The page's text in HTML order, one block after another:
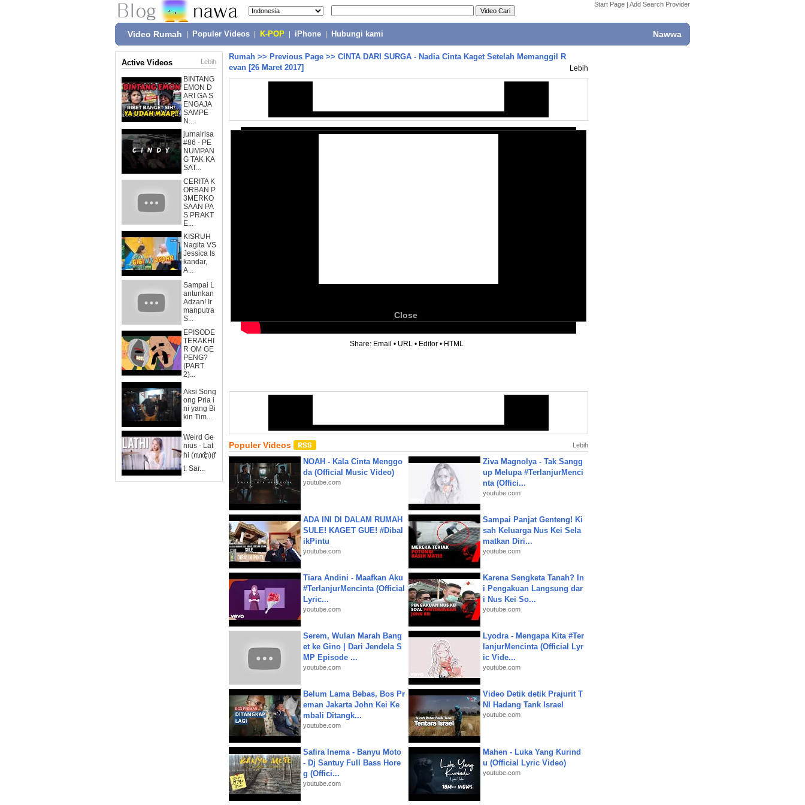
Start Page | Add Search Provider
Video Rumah Populer Videos K-POP iPhone Hubungi kami Nawwa
Active Videos Lebih
BINTANG
EMON D
ARI GA S
ENGAJA
SAMPE
N...
jurnalrisa
#86 - PE
NUMPAN
G TAK KA
SAT...
CERITA K
ORBAN P
3MERKO
SAAN PA
S PRAKT
E...
KISRUH
Nagita VS
Jessica Is
kandar,
A...
Sampai L
antunkan
Adzan! Ir
manputra
S...
EPISODE
TERAKHI
R OM GE
PENG?
(PART
2)...
Aksi Song
ong Pria i
ni yang Bi
kin Tim...
Weird Ge
nius - Lat
hi (ꦭꦛꦶ)(f
t. Sar...
Rumah >> Previous Page >> CINTA DARI SURGA - Nadia Cinta Kaget Setelah Memanggil R
evan [26 Maret 2017]
Lebih
Close
Share: Email • URL • Editor • HTML
Populer Videos Lebih
NOAH - Kala Cinta Menggo
da (Official Music Video)
youtube.com
Ziva Magnolya - Tak Sangg
up Melupa #TerlanjurMenci
nta (Offici...
youtube.com
ADA INI DI DALAM RUMAH
SULE! KAGET GUE! #Dibal
ikPintu
youtube.com
Sampai Panjat Genteng! Ki
sah Keluarga Nus Kei Sela
matkan Diri...
youtube.com
Tiara Andini - Maafkan Aku
#TerlanjurMencinta (Official
Lyric...
youtube.com
Karena Sengketa Tanah? In
i Pengakuan Langsung dar
i Nus Kei So...
youtube.com
Serem, Wulan Marah Bang
et ke Gino | Dari Jendela S
MP Episode ...
youtube.com
Lyodra - Mengapa Kita #Ter
lanjurMencinta (Official Lyr
ic Vide...
youtube.com
Belum Lama Bebas, Bos Pr
eman Jakarta John Kei Ke
mbali Ditangk...
youtube.com
Video Detik detik Prajurit T
NI Hadang Tank Israel
youtube.com
Safira Inema - Banyu Moto
- Dj Santuy Full Bass Hore
g (Offici...
youtube.com
Mahen - Luka Yang Kurind
u (Official Lyric Video)
youtube.com